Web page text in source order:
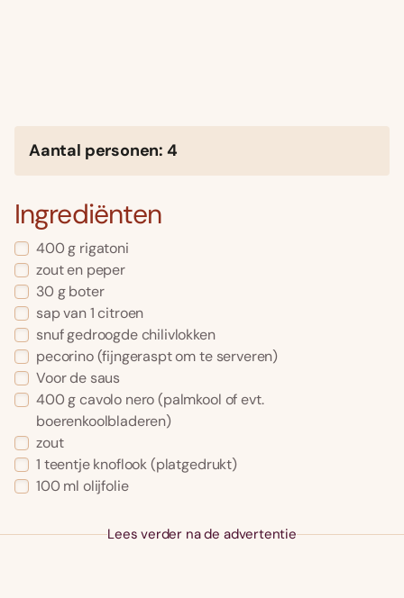
Aantal personen: 4
Ingrediënten
400 g rigatoni
zout en peper
30 g boter
sap van 1 citroen
snuf gedroogde chilivlokken
pecorino (fijngeraspt om te serveren)
Voor de saus
400 g cavolo nero (palmkool of evt.
boerenkoolbladeren)
zout
1 teentje knoflook (platgedrukt)
100 ml olijfolie
Lees verder na de advertentie